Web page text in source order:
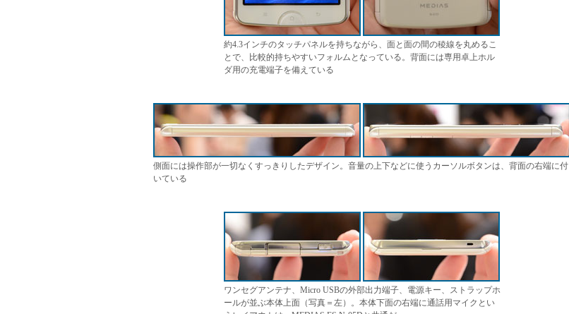
約4.3インチのタッチパネルを持ちながら、面と面の間の稜線を丸めるこ
とで、比較的持ちやすいフォルムとなっている。背面には専用卓上ホル
ダ用の充電端子を備えている
側面には操作部が一切なくすっきりしたデザイン。音量の上下などに使うカーソルボタンは、背面の右端に付
いている
ワンセグアンテナ、Micro USBの外部出力端子、電源キー、ストラップホ
ールが並ぶ本体上面（写真＝左）。本体下面の右端に通話用マイクとい